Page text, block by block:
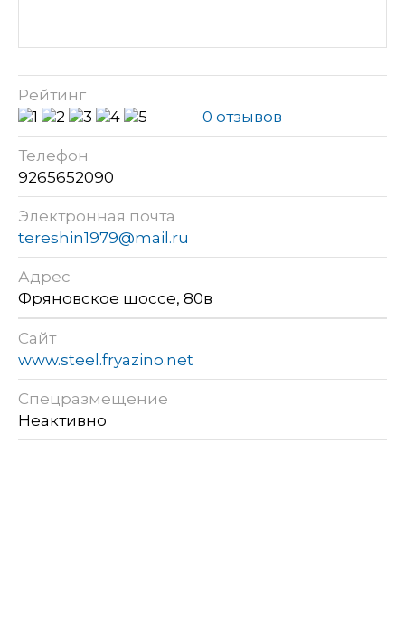
Рейтинг
0 отзывов
Телефон
9265652090
Электронная почта
tereshin1979@mail.ru
Адрес
Фряновское шоссе, 80в
Сайт
www.steel.fryazino.net
Спецразмещение
Неактивно